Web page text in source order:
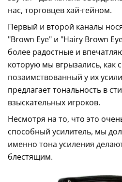
нас, торговцев хай-гейном.
Первый и второй каналы
"Brown Eye" и "Hairy Brown
более радостные и
которую мы вгрызались, как
позаимствованный у их
предлагает тональность в
взыскательных игроков.
Несмотря на то, что это
способный усилитель, мы
именно тона усиления
блестящим.